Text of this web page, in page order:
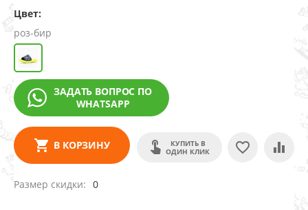
Цвет:
роз-бир
ЗАДАТЬ ВОПРОС ПО
WHATSAPP
В КОРЗИНУ
КУПИТЬ В
ОДИН КЛИК
Размер скидки 0